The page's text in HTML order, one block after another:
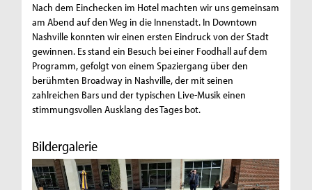
Nach dem Einchecken im Hotel machten wir uns gemeinsam
am Abend auf den Weg in die Innenstadt. In Downtown
Nashville konnten wir einen ersten Eindruck von der Stadt
gewinnen. Es stand ein Besuch bei einer Foodhall auf dem
Programm, gefolgt von einem Spaziergang über den
berühmten Broadway in Nashville, der mit seinen
zahlreichen Bars und der typischen Live-Musik einen
stimmungsvollen Ausklang des Tages bot.
Bildergalerie